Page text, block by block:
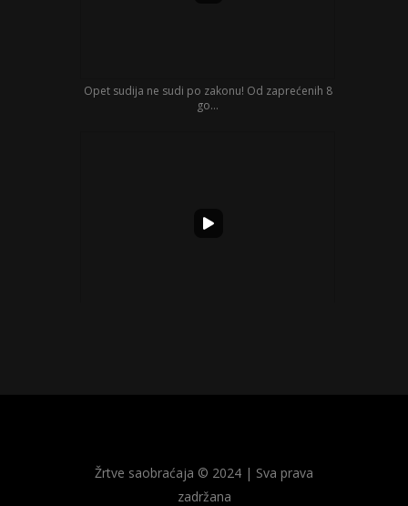
Opet sudija ne sudi po zakonu! Od zaprećenih 8
go...
Žrtve saobraćaja © 2024 | Sva prava
zadržana